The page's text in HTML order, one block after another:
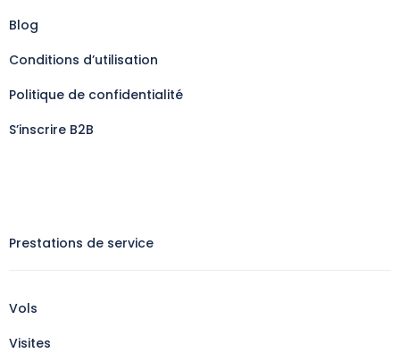
Blog
Conditions d’utilisation
Politique de confidentialité
S’inscrire B2B
Prestations de service
Vols
Visites